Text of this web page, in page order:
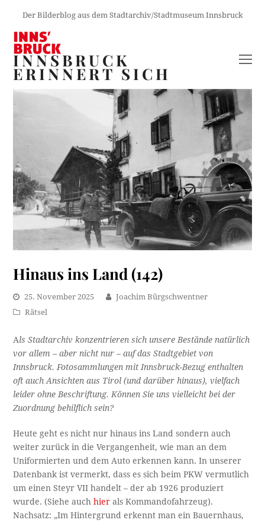
Der Bilderblog aus dem Stadtarchiv/Stadtmuseum Innsbruck
INNSBRUCK
ERINNERT SICH
Hinaus ins Land (142)
25. November 2025
Joachim Bürgschwentner
Rätsel
Als Stadtarchiv konzentrieren sich unsere Bestände natürlich
vor allem – aber nicht nur – auf das Stadtgebiet von
Innsbruck. Fotosammlungen mit Innsbruck-Bezug enthalten
oft auch Ansichten aus Tirol (und darüber hinaus), vielfach
leider ohne Beschriftung. Können Sie uns vielleicht bei der
Zuordnung behilflich sein?
Heute geht es nicht nur hinaus ins Land sondern auch
weiter zurück in die Vergangenheit, wie man an dem
Uniformierten und dem Auto erkennen kann. In unserer
Datenbank ist vermerkt, dass es sich beim PKW vermutlich
um einen Steyr VII handelt – der ab 1926 produziert
wurde. (Siehe auchhier als Kommandofahrzeug).
Nachsatz: „Im Hintergrund erkennt man ein Bauernhaus,